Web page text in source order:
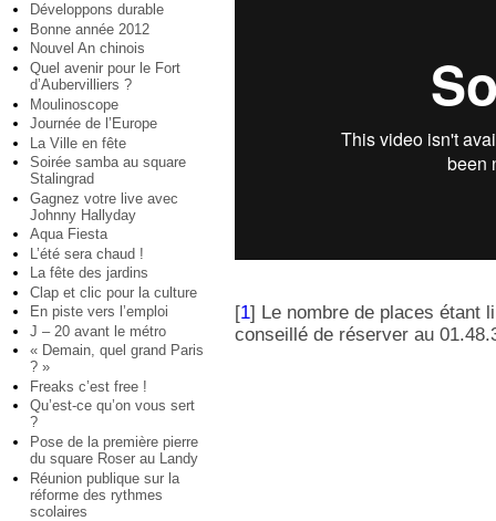
Développons durable
Bonne année 2012
Nouvel An chinois
Quel avenir pour le Fort
d’Aubervilliers ?
Moulinoscope
Journée de l’Europe
La Ville en fête
Soirée samba au square
Stalingrad
Gagnez votre live avec
Johnny Hallyday
Aqua Fiesta
L’été sera chaud !
La fête des jardins
Clap et clic pour la culture
En piste vers l’emploi
J – 20 avant le métro
« Demain, quel grand Paris
? »
Freaks c’est free !
Qu’est-ce qu’on vous sert
?
Pose de la première pierre
du square Roser au Landy
Réunion publique sur la
réforme des rythmes
scolaires
[1] Le nombre de places étant
conseillé de réserver au